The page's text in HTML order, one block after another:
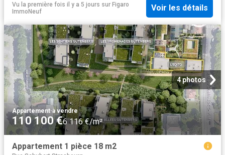
Vu la première fois il y a 5 jours sur Figaro
ImmoNeuf
Voir les détails
4 photos
Appartement·à vendre
110 100 €6 116 €/m²
Appartement 1 pièce 18 m2